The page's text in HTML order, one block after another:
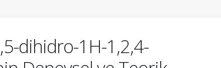
dihidro-1H-1,2,4-